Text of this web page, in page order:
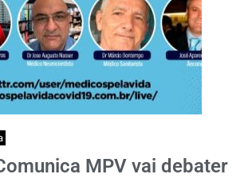
MPV vai debater